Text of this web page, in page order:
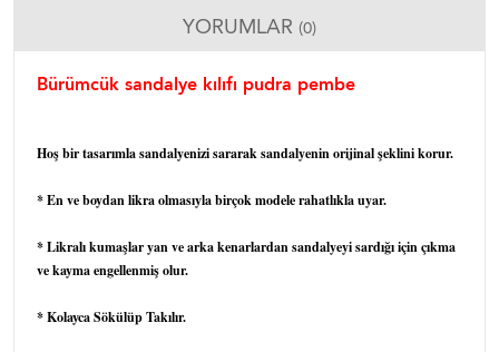
YORUMLAR (0)
Bürümcük sandalye kılıfı pudra pembe
Hoş bir tasarımla sandalyenizi sararak sandalyenin orijinal şeklini korur.
* En ve boydan likra olmasıyla birçok modele rahatlıkla uyar.
* Likralı kumaşlar yan ve arka kenarlardan sandalyeyi sardığı için çıkma
ve kayma engellenmiş olur.
* Kolayca Sökülüp Takılır.